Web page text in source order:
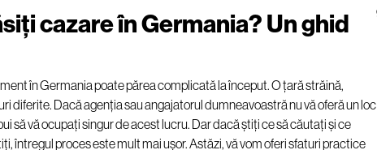
cazare în Germania? Un ghid
în Germania poate părea complicată la început. O țară străină,
diferite. Dacă agenția sau angajatorul dumneavoastră nu vă oferă un loc
să vă ocupați singur de acest lucru. Dar dacă știți ce să căutați și ce
întregul proces este mult mai ușor. Astăzi, vă vom oferi sfaturi practice